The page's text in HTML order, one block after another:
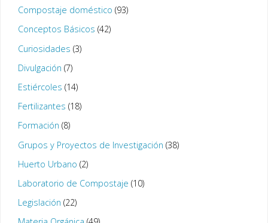
Compostaje doméstico (93)
Conceptos Básicos (42)
Curiosidades (3)
Divulgación (7)
Estiércoles (14)
Fertilizantes (18)
Formación (8)
Grupos y Proyectos de Investigación (38)
Huerto Urbano (2)
Laboratorio de Compostaje (10)
Legislación (22)